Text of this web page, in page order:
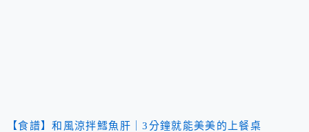
【食譜】和風涼拌鱈魚肝｜3分鐘就能美美的上餐桌